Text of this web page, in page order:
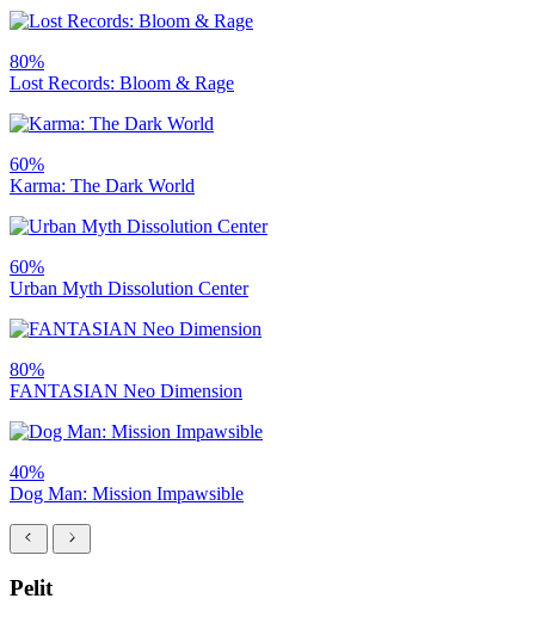
80%
Lost Records: Bloom & Rage
60%
Karma: The Dark World
60%
Urban Myth Dissolution Center
80%
FANTASIAN Neo Dimension
40%
Dog Man: Mission Impawsible
Pelit